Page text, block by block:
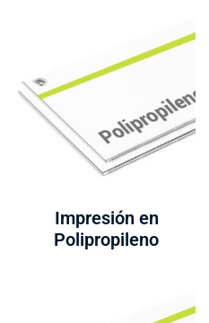
Impresión en
Polipropileno